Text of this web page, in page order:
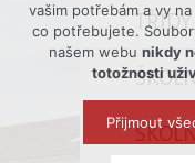
TŘÍDY
vašim potřebám a vy
co potřebujete.
našem webu nikdy
totožnosti
Přijmout